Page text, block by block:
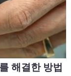
해결한 방법